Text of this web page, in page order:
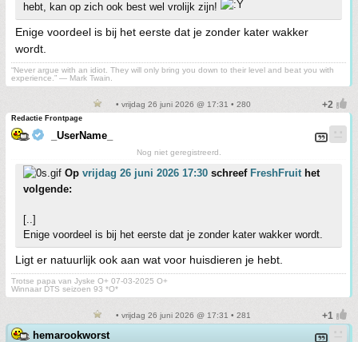
hebt, kan op zich ook best wel vrolijk zijn!
Enige voordeel is bij het eerste dat je zonder kater wakker
wordt.
“Never argue with an idiot. They will only bring you down to their level and beat you with
experience.” ― Mark Twain.
• vrijdag 26 juni 2026 @ 17:31 • 280
Redactie Frontpage
_UserName_
Nog niet geregistreerd.
Op vrijdag 26 juni 2026 17:30 schreef FreshFruithet
volgende:
[..]
Enige voordeel is bij het eerste dat je zonder kater wakker wordt.
Ligt er natuurlijk ook aan wat voor huisdieren je hebt.
Trotse papa van Jyske O+ 07-03-2025 O+
Winnaar DTS seizoen 93 *O*
• vrijdag 26 juni 2026 @ 17:31 • 281
hemarookworst